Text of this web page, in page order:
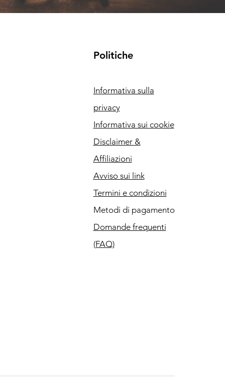
Politiche
Informativa sulla
privacy
Informativa sui cookie
Disclaimer &
Affiliazioni
Avviso sui link
Termini e condizioni
Metodi di pagamento
Domande frequenti
(FAQ)